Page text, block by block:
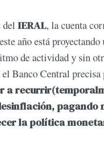
del IERAL, la cuenta
año está
de actividad y sin
Banco Central
a
pagando
la política